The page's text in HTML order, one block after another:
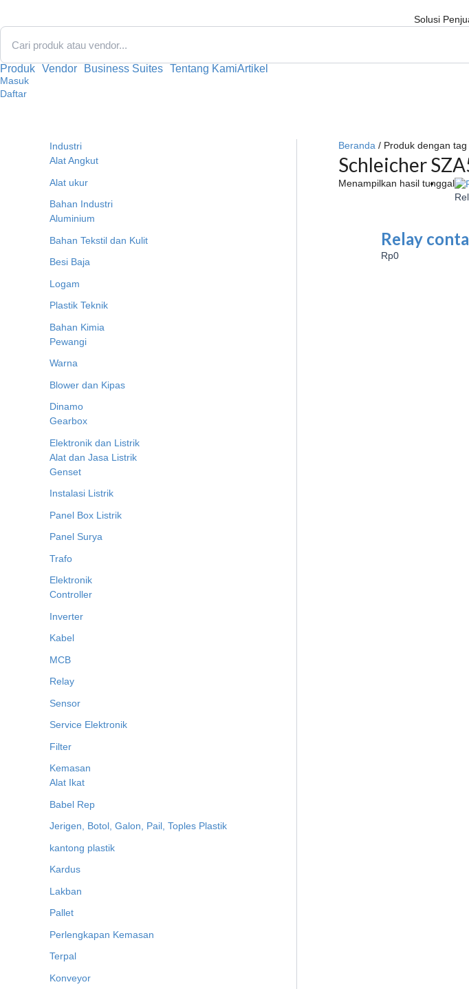
konten
Solusi
Produk Vendor Business Suites Tentang KamiArtikel
Masuk
Daftar
Industri
Alat Angkut
Alat ukur
Bahan Industri
Aluminium
Bahan Tekstil dan Kulit
Besi Baja
Logam
Plastik Teknik
Bahan Kimia
Pewangi
Warna
Blower dan Kipas
Dinamo
Gearbox
Elektronik dan Listrik
Alat dan Jasa Listrik
Genset
Instalasi Listrik
Panel Box Listrik
Panel Surya
Trafo
Elektronik
Controller
Inverter
Kabel
MCB
Relay
Sensor
Service Elektronik
Filter
Kemasan
Alat Ikat
Babel Rep
Jerigen, Botol, Galon, Pail, Toples Plastik
kantong plastik
Kardus
Lakban
Pallet
Perlengkapan Kemasan
Terpal
Konveyor
Beranda / Produk dengan tag
Schleicher
Menampilkan hasil tunggal
Relay
Rp0